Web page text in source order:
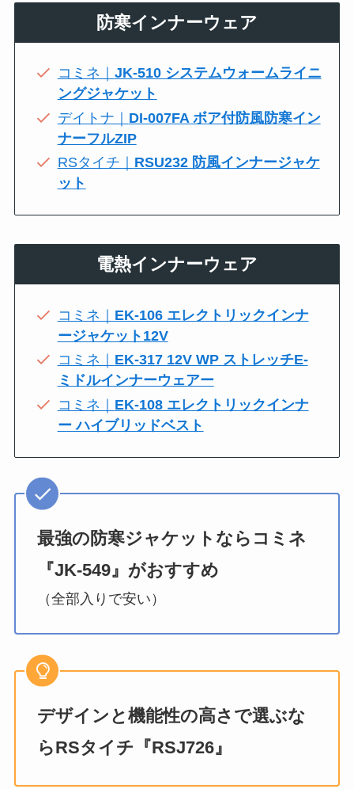
防寒インナーウェア
コミネ｜ JK-510 システムウォームライニ
ングジャケット
デイトナ｜ DI-007FA ボア付防風防寒イン
ナーフルZIP
RSタイチ｜ RSU232 防風インナージャケ
ット
電熱インナーウェア
コミネ｜ EK-106 エレクトリックインナ
ージャケット12V
コミネ｜ EK-317 12V WP ストレッチE-
ミドルインナーウェアー
コミネ｜ EK-108 エレクトリックインナ
ー ハイブリッドベスト
最強の防寒ジャケットならコミネ
『JK-549』がおすすめ
（全部入りで安い）
デザインと機能性の高さで選ぶな
らRSタイチ『RSJ726』